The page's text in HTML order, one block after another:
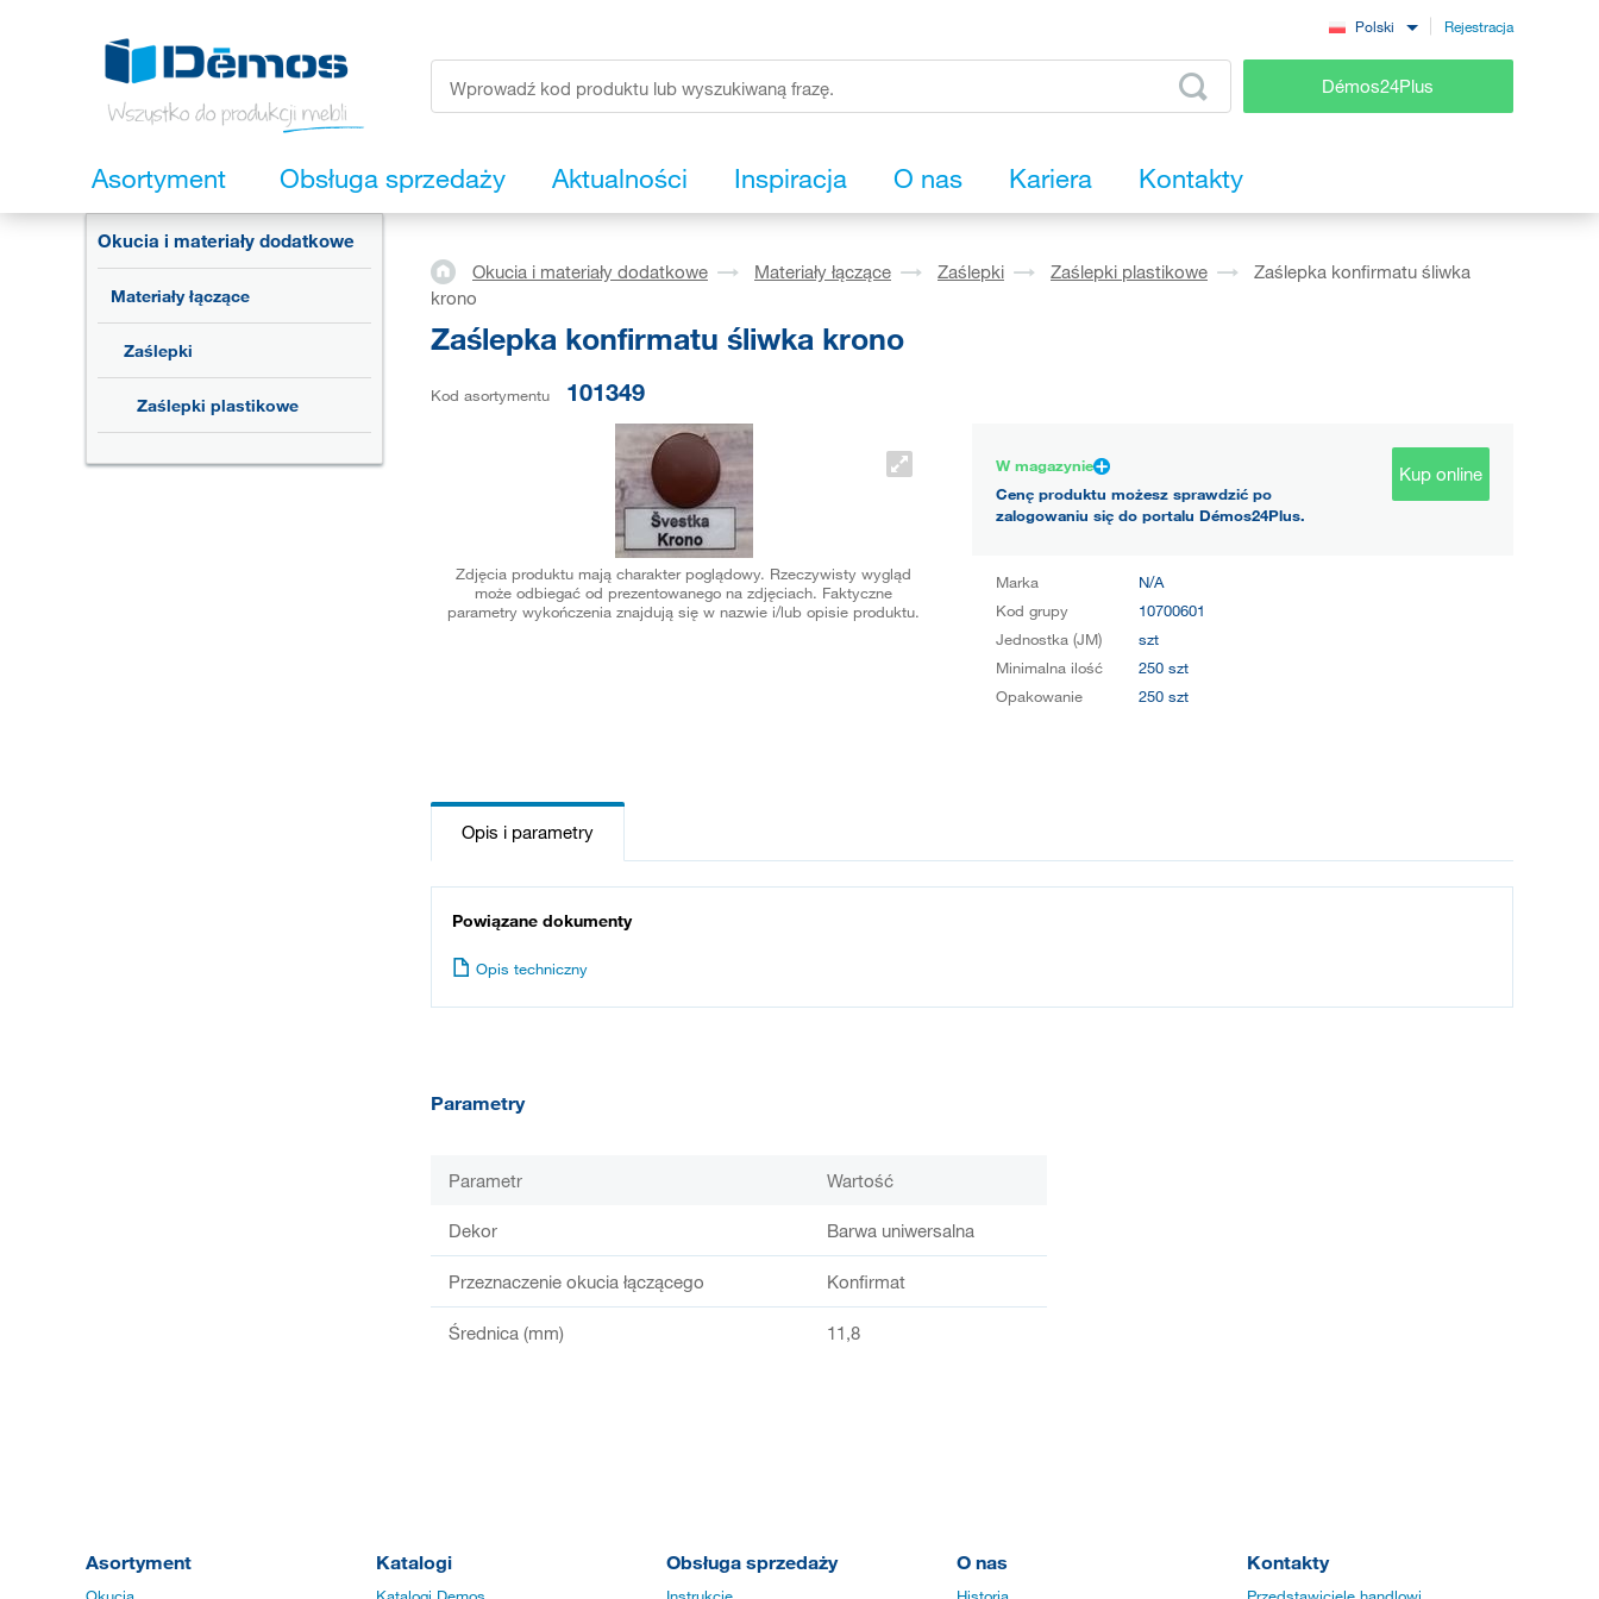
Polski Rejestracja
Démos24Plus
Asortyment Obsługa sprzedaży Aktualności Inspiracja O nas Kariera Kontakty
Okucia i materiały dodatkowe
Materiały łączące
Zaślepki
Zaślepki plastikowe
Okucia i materiały dodatkowe Materiały łączące Zaślepki Zaślepki plastikowe
Zaślepka konfirmatu śliwka
krono
Zaślepka konfirmatu śliwka krono
Kod asortymentu 101349
Zdjęcia produktu mają charakter poglądowy. Rzeczywisty wygląd
może odbiegać od prezentowanego na zdjęciach. Faktyczne
parametry wykończenia znajdują się w nazwie i/lub opisie produktu.
W magazynie
Cenę produktu możesz sprawdzić po
zalogowaniu się do portalu Démos24Plus.
Kup online
Marka
N/A
Kod grupy
10700601
Jednostka (JM)
szt
Minimalna ilość
250 szt
Opakowanie
250 szt
Opis i parametry
Powiązane dokumenty
Opis techniczny
Parametry
Parametr Wartość
Dekor Barwa uniwersalna
Przeznaczenie okucia łączącego Konfirmat
Średnica (mm) 11,8
Asortyment Katalogi Obsługa sprzedaży O nas Kontakty